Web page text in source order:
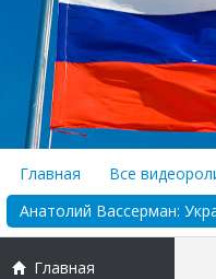
Главная
Все
Анатолий Вассерман:
Главная